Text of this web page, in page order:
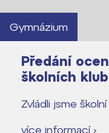
Gymnázium
Předání
školních
Zvládli jsme
více informací ›